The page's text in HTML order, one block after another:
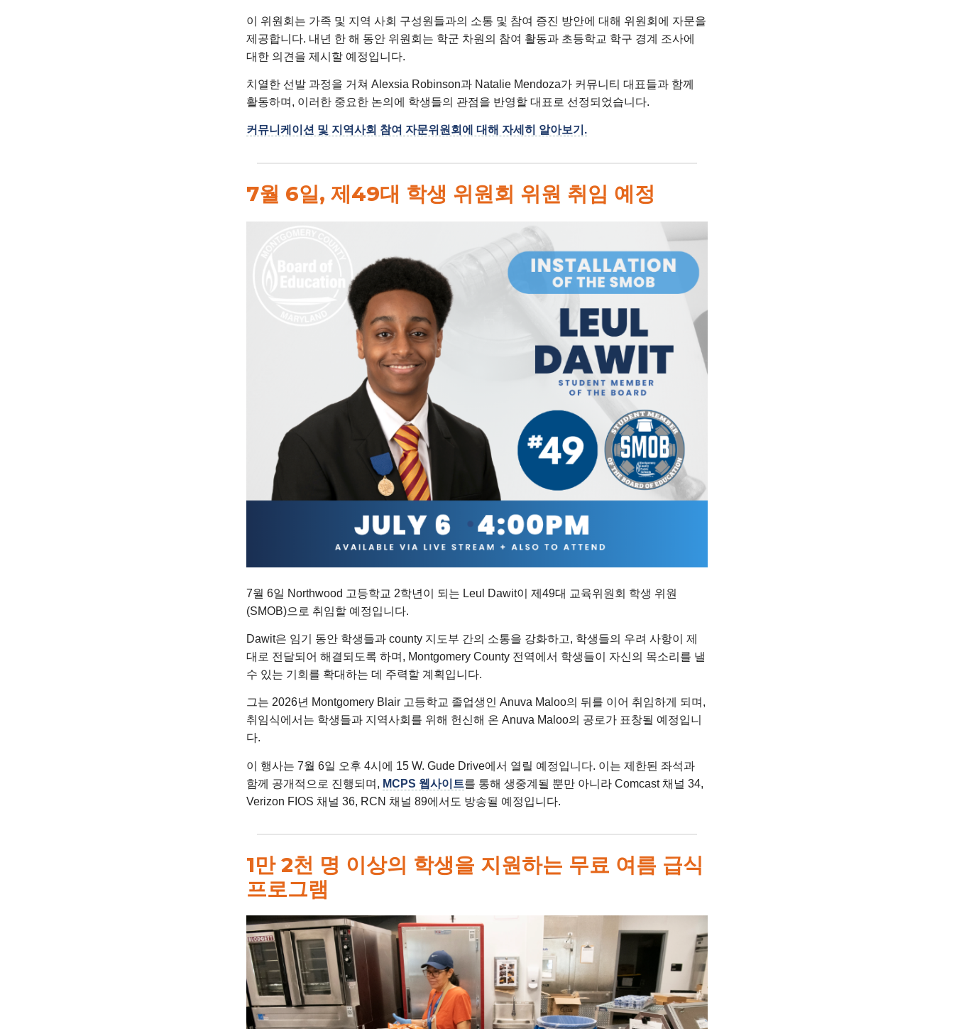
이 위원회는 가족 및 지역 사회 구성원들과의 소통 및 참여 증진 방안에 대해 위원회에 자문을
제공합니다. 내년 한 해 동안 위원회는 학군 차원의 참여 활동과 초등학교 학구 경계 조사에
대한 의견을 제시할 예정입니다.
치열한 선발 과정을 거쳐 Alexsia Robinson과 Natalie Mendoza가 커뮤니티 대표들과 함께
활동하며, 이러한 중요한 논의에 학생들의 관점을 반영할 대표로 선정되었습니다.
커뮤니케이션 및 지역사회 참여 자문위원회에 대해 자세히 알아보기.
7월 6일, 제49대 학생 위원회 위원 취임 예정
7월 6일 Northwood 고등학교 2학년이 되는 Leul Dawit이 제49대 교육위원회 학생 위원
(SMOB)으로 취임할 예정입니다.
Dawit은 임기 동안 학생들과 county 지도부 간의 소통을 강화하고, 학생들의 우려 사항이 제
대로 전달되어 해결되도록 하며, Montgomery County 전역에서 학생들이 자신의 목소리를 낼
수 있는 기회를 확대하는 데 주력할 계획입니다.
그는 2026년 Montgomery Blair 고등학교 졸업생인 Anuva Maloo의 뒤를 이어 취임하게 되며,
취임식에서는 학생들과 지역사회를 위해 헌신해 온 Anuva Maloo의 공로가 표창될 예정입니
다.
이 행사는 7월 6일 오후 4시에 15 W. Gude Drive에서 열릴 예정입니다. 이는 제한된 좌석과
함께 공개적으로 진행되며, MCPS 웹사이트를 통해 생중계될 뿐만 아니라 Comcast 채널 34,
Verizon FIOS 채널 36, RCN 채널 89에서도 방송될 예정입니다.
1만 2천 명 이상의 학생을 지원하는 무료 여름 급식
프로그램